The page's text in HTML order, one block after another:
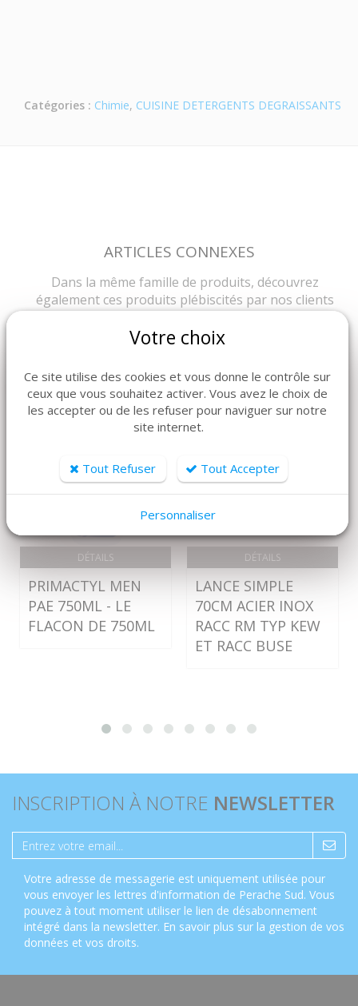
Catégories : Chimie, CUISINE DETERGENTS DEGRAISSANTS
ARTICLES CONNEXES
Dans la même famille de produits, découvrez
également ces produits plébiscités par nos clients
DÉTAILS
PRIMACTYL MEN
PAE 750ML - LE
FLACON DE 750ML
DÉTAILS
LANCE SIMPLE
70CM ACIER INOX
RACC RM TYP KEW
ET RACC BUSE
INSCRIPTION À NOTRE NEWSLETTER
Votre adresse de messagerie est uniquement utilisée pour
vous envoyer les lettres d'information de Perache Sud. Vous
pouvez à tout moment utiliser le lien de désabonnement
intégré dans la newsletter. En savoir plus sur la gestion de vos
données et vos droits.
Votre choix
Ce site utilise des cookies et vous donne le contrôle sur
ceux que vous souhaitez activer. Vous avez le choix de
les accepter ou de les refuser pour naviguer sur notre
site internet.
Tout Refuser Tout Accepter
Personnaliser